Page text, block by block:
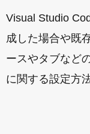
Visual Studio
成した場合や既
ースやタブなど
に関する設定方